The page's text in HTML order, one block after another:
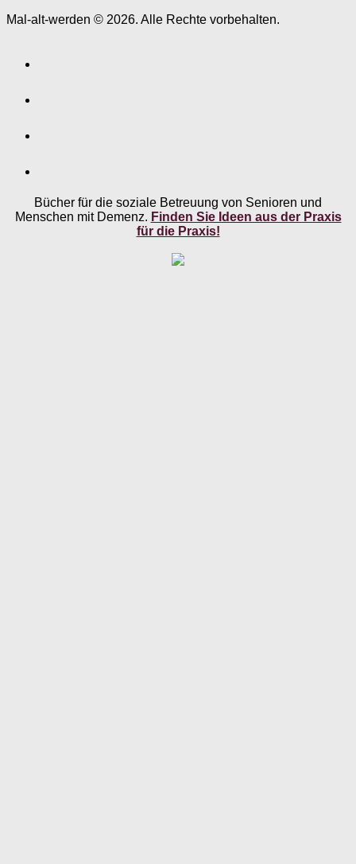
Mal-alt-werden © 2026. Alle Rechte vorbehalten.
Bücher für die soziale Betreuung von Senioren und
Menschen mit Demenz. Finden Sie Ideen aus der Praxis
für die Praxis!